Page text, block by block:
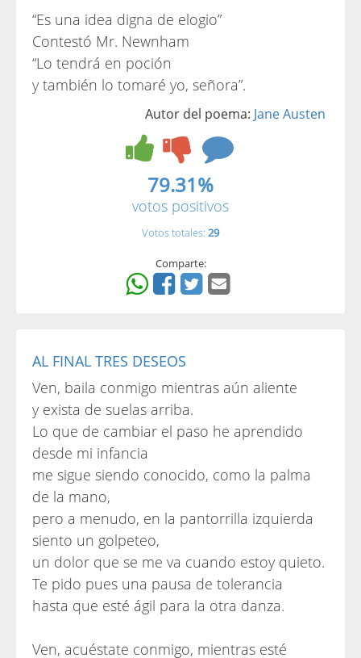
“Es una idea digna de elogio”
Contestó Mr. Newnham
“Lo tendrá en poción
y también lo tomaré yo, señora”.
Autor del poema: Jane Austen
79.31%
votos positivos
Votos totales: 29
Comparte:
AL FINAL TRES DESEOS
Ven, baila conmigo mientras aún aliente
y exista de suelas arriba.
Lo que de cambiar el paso he aprendido
desde mi infancia
me sigue siendo conocido, como la palma
de la mano,
pero a menudo, en la pantorrilla izquierda
siento un golpeteo,
un dolor que se me va cuando estoy quieto.
Te pido pues una pausa de tolerancia
hasta que esté ágil para la otra danza.
Ven, acuéstate conmigo, mientras esté